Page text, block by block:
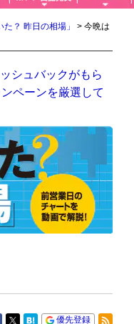
？ 昨日の相場」
> 今晩は
シュバックがもら
ペーンを厳選して
優先登録